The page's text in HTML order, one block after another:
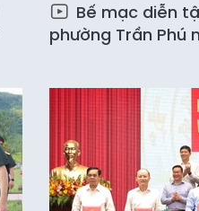
Bế mạc diễn
phường Trần Phú